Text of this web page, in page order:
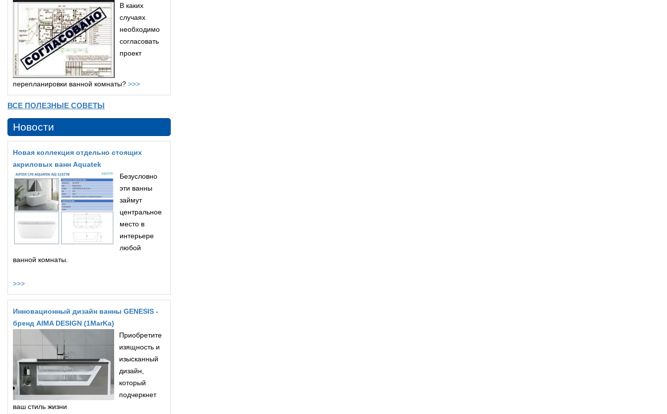
В каких
случаях
необходимо
согласовать
проект
перепланировки ванной комнаты? >>>
ВСЕ ПОЛЕЗНЫЕ СОВЕТЫ
Новости
Новая коллекция отдельно стоящих
акриловых ванн Aquatek
Безусловно
эти ванны
займут
центральное
место в
интерьере
любой
ванной комнаты.
>>>
Инновационный дизайн ванны GENESIS -
бренд AIMA DESIGN (1MarKa)
Приобретите
изящность и
изысканный
дизайн,
который
подчеркнет
ваш стиль жизни